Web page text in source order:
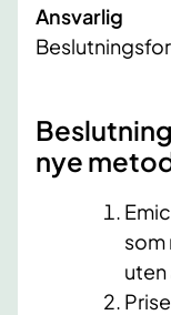
Ansvarlig
nye
som
uten